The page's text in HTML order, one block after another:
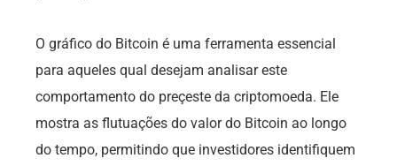
O gráfico do Bitcoin é uma ferramenta essencial
para aqueles qual desejam analisar este
comportamento do preçeste da criptomoeda. Ele
mostra as flutuações do valor do Bitcoin ao longo
do tempo, permitindo que investidores identifiquem